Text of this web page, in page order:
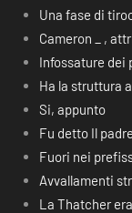
Una fase di
Cameron _ ,
Infossature dei
Ha la struttura
Si, appunto
Fu detto Il
Fuori nei
Avvallamenti
La Thatcher